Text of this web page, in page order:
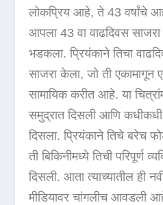
लोकप्रिय आहे, ते 43 वर्षांचे
आपला 43 वा वाढदिवस
भडकला. प्रियंकाने तिचा
साजरा केला, जो ती एकामागून
सामायिक करीत आहे. या
समुद्रात दिसली आणि
दिसला. प्रियंकाने तिचे बरेच
ती बिकिनीमध्ये तिची परिपूर्ण
दिसली. आता त्याच्यातील ही
मीडियावर चांगलीच आवडली